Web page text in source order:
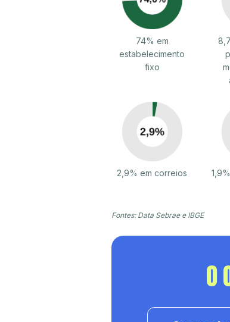
74% em
estabelecimento
fixo
2,9% em correios
Fontes: Data Sebrae e IBGE
O